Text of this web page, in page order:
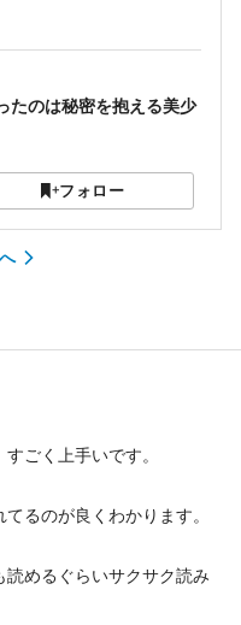
たのは秘密を抱える美少
フォロー
ごく上手いです。
るのが良くわかります。
めるぐらいサクサク読み